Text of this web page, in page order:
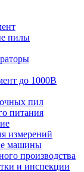
пилы
до 1000В
пил
питания
измерений
машины
производства
и инспекции